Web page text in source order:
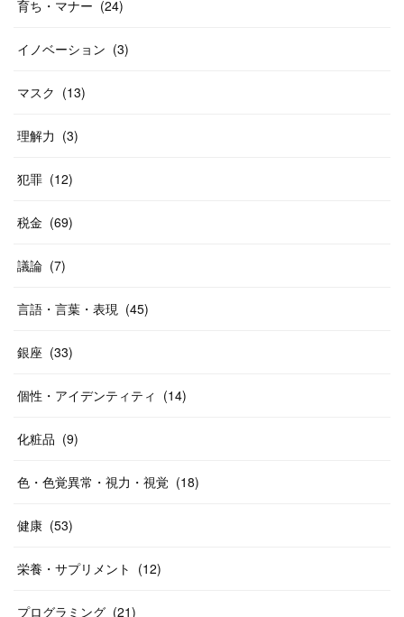
育ち・マナー (24)
イノベーション (3)
マスク (13)
理解力 (3)
犯罪 (12)
税金 (69)
議論 (7)
言語・言葉・表現 (45)
銀座 (33)
個性・アイデンティティ (14)
化粧品 (9)
色・色覚異常・視力・視覚 (18)
健康 (53)
栄養・サプリメント (12)
プログラミング (21)